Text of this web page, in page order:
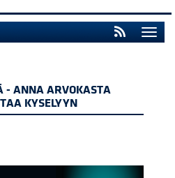
- ANNA ARVOKASTA
KYSELYYN